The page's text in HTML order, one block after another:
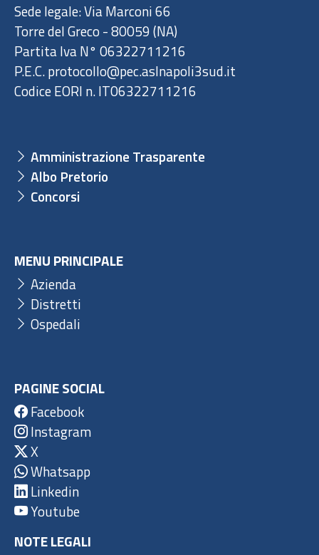
Sede legale: Via Marconi 66
Torre del Greco - 80059 (NA)
Partita Iva N° 06322711216
P.E.C. protocollo@pec.aslnapoli3sud.it
Codice EORI n. IT06322711216
Amministrazione Trasparente
Albo Pretorio
Concorsi
MENU PRINCIPALE
Azienda
Distretti
Ospedali
PAGINE SOCIAL
Facebook
Instagram
X
Whatsapp
Linkedin
Youtube
NOTE LEGALI